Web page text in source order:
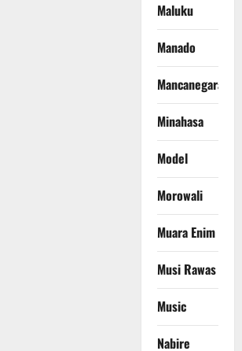
Maluku
Manado
Mancanegara
Minahasa
Model
Morowali
Muara Enim
Musi Rawas
Music
Nabire